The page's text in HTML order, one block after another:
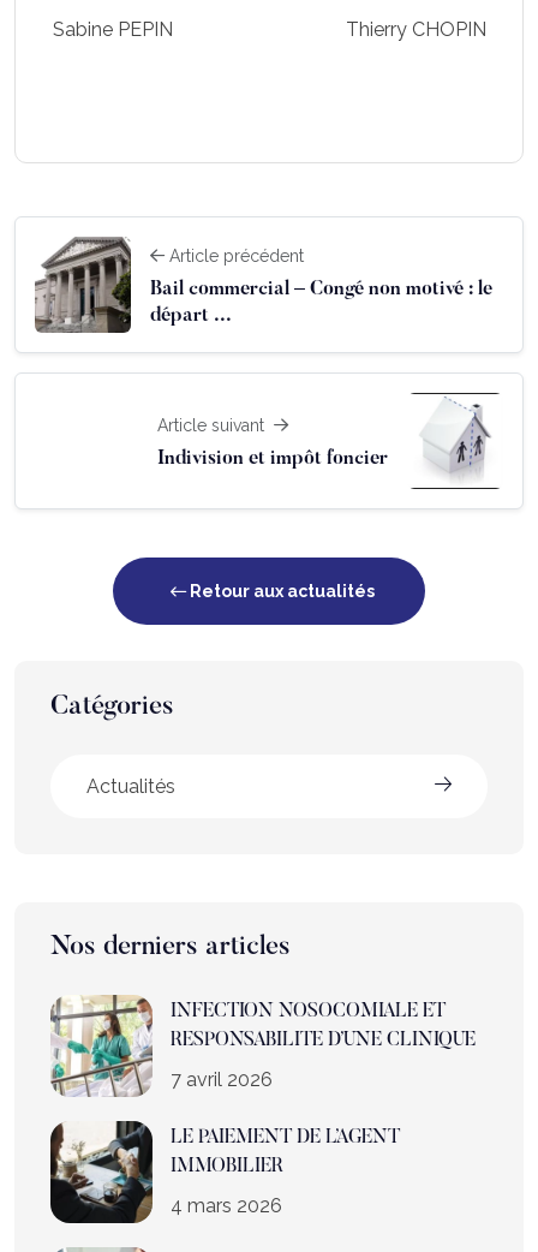
Sabine PEPIN Thierry CHOPIN
Article précédent
Bail commercial – Congé non motivé : le
départ ...
Article suivant
Indivision et impôt foncier
Retour aux actualités
Catégories
Actualités
Nos derniers articles
INFECTION NOSOCOMIALE ET
RESPONSABILITE D’UNE CLINIQUE
7 avril 2026
LE PAIEMENT DE L’AGENT
IMMOBILIER
4 mars 2026